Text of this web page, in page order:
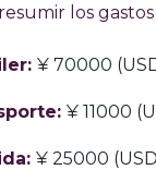
los
¥ 70000
¥ 11000
¥ 25000